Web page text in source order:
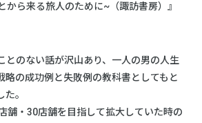
から来る旅人のために~（諏訪書房）』
とのない話が沢山あり、一人の男の人生
略の成功例と失敗例の教科書としてもと
。
舗・30店舗を目指して拡大していた時の